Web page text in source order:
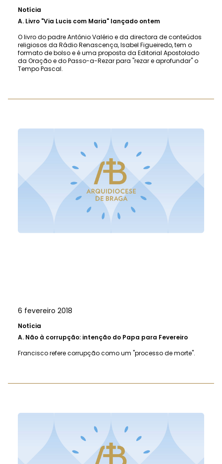
Notícia
A. Livro "Via Lucis com Maria" lançado ontem
O livro do padre António Valério e da directora de conteúdos
religiosos da Rádio Renascença, Isabel Figueiredo, tem o
formato de bolso e é uma proposta da Editorial Apostolado
da Oração e do Passo-a-Rezar para "rezar e aprofundar" o
Tempo Pascal.
6 fevereiro 2018
Notícia
A. Não à corrupção: intenção do Papa para Fevereiro
Francisco refere corrupção como um "processo de morte".